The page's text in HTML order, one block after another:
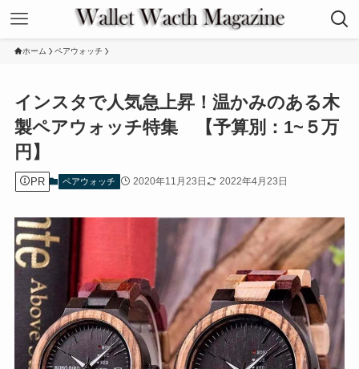
ホーム ペアウォッチ
インスタで人気急上昇！温かみのある木
製ペアウォッチ特集 【予算別：1~５万
円】
PR ペアウォッチ 2020年11月23日 2022年4月23日